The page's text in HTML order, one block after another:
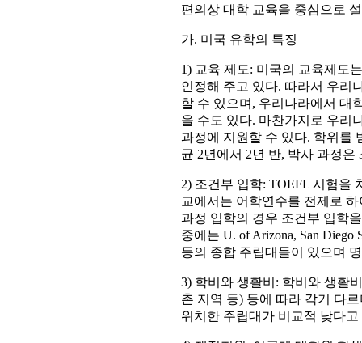
편의상 대학 교육을 중심으로
가. 미국 유학의 특징
1) 교육 제도: 미국의 교육제도
인정해 주고 있다. 따라서 우리
할 수 있으며, 우리나라에서 대
을 수도 있다. 마찬가지로 우리
과정에 지원할 수 있다. 학위를
균 2년에서 2년 반, 박사 과정은
2) 조건부 입학: TOEFL 시험을
교에서는 어학연수를 전제로
과정 입학의 경우 조건부 입학
중에는 U. of Arizona, San Diego
등의 종합 주립대들이 있으며
3) 학비와 생활비: 학비와 생활
촌 지역 등) 등에 따라 각기 다
위치한 주립대가 비교적 낮다